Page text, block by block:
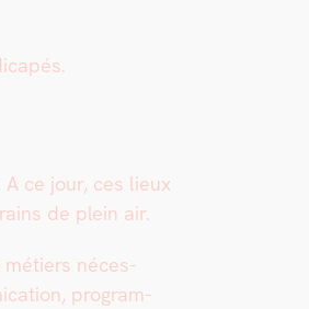
ce jour, ces lieux
de plein air.
métiers néces­
pro­gram­